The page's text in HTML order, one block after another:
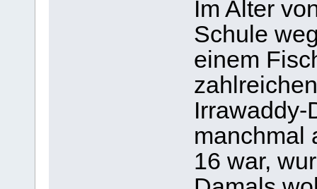
Im Alter
Schule
einem
Irrawaddy-
manchmal
16 war,